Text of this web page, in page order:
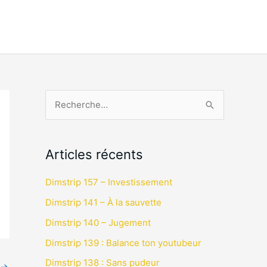
h
e
r
e
Articles récents
Dimstrip 157 – Investissement
Dimstrip 141 – À la sauvette
Dimstrip 140 – Jugement
Dimstrip 139 : Balance ton youtubeur
Dimstrip 138 : Sans pudeur